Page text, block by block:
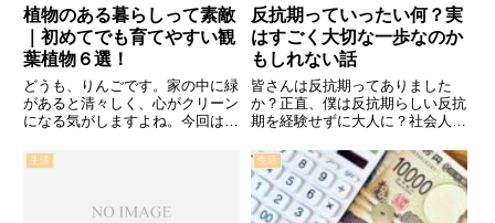
植物のある暮らしって素敵
｜初めてでも育てやすい観
葉植物６選！
どうも、りんごです。家の中に緑
があると清々しく、心がクリーン
になる気がしますよね。今回は、
いる方必見！初心者でも育てやす
てくれる効果 空気清浄／加湿
反抗期っていったい何？実
はすごく大切な一歩なのか
もしれない話
皆さんは反抗期ってありました
か？正直、僕は反抗期らしい反抗
期を経験せずに大人に？社会人に
ことじゃない気がしていておとな
しく生きていたけど今になると実
はとっても大切なんじゃないかな
って思います。今日はそんなお
生活 生活